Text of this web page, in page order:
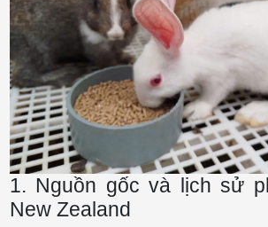
1. Nguồn gốc và lịch sử
New Zealand